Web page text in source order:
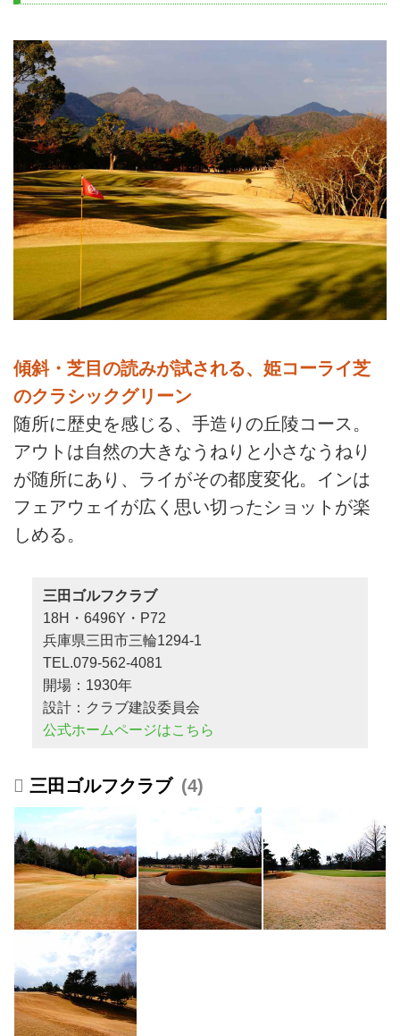
傾斜・芝目の読みが試される、姫コーライ芝
のクラシックグリーン
随所に歴史を感じる、手造りの丘陵コース。
アウトは自然の大きなうねりと小さなうねり
が随所にあり、ライがその都度変化。インは
フェアウェイが広く思い切ったショットが楽
しめる。
三田ゴルフクラブ
18H・6496Y・P72
兵庫県三田市三輪1294-1
TEL.079-562-4081
開場：1930年
設計：クラブ建設委員会
公式ホームページはこちら
三田ゴルフクラブ 4